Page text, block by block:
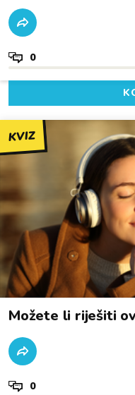
0
KVIZ
Možete li riješiti
0